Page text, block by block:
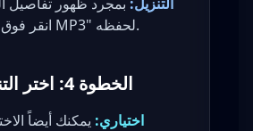
انقر فوق "تنزيل MP3" لحفظه.
الخطوة 4: اختر التنسيق
اختياري: يمكنك أيضاً